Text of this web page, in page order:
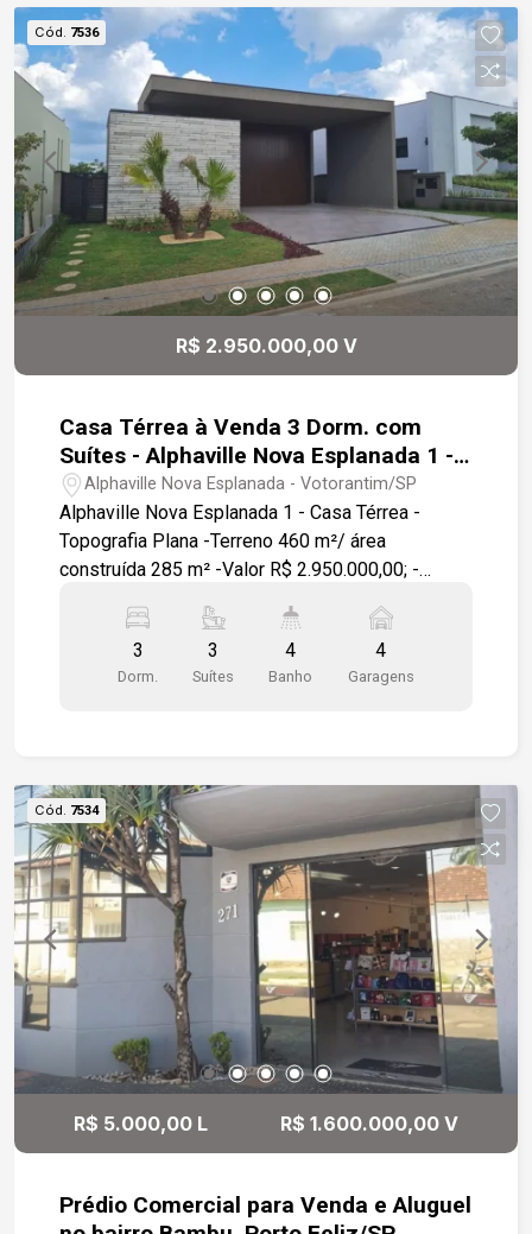
está à disposição para apresentar todos os
detalhes do imóvel.
Cód. 7536
R$ 2.950.000,00 V
Casa Térrea à Venda 3 Dorm. com
Suítes - Alphaville Nova Esplanada 1 -
Votorantim :
Alphaville Nova Esplanada - Votorantim/SP
Alphaville Nova Esplanada 1 - Casa Térrea -
Topografia Plana -Terreno 460 m²/ área
construída 285 m² -Valor R$ 2.950.000,00; -
privacidade ; - Deck de madeira na área da
piscina; - 03 Suítes , 01 lavabo; - Aquecimento
solar; - Garagem para 4 carros, sendo 2 cobertos;
automatizadas; - Piscina. Resumo: Alphaville
Nova Esplanada 1: Casa de 285m² em terreno de
460m² com fundo para mata preservada,
garantindo total privacidade. Possui 3 suítes,
área social mobiliada, cozinha planejada,
esquadrias automatizadas e aquecimento solar.
Lazer completo com piscina e deck de madeira,
além de garagem para 4 carros. Valor: R$
3
Dorm.
3
Suítes
4
Banho
4
Garagens
Cód. 7534
R$ 5.000,00 L R$ 1.600.000,00 V
Prédio Comercial para Venda e Aluguel